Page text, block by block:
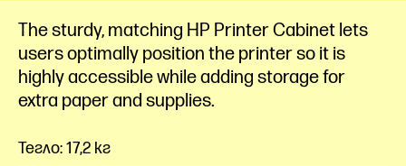
The sturdy, matching HP Printer Cabinet lets
users optimally position the printer so it is
highly accessible while adding storage for
extra paper and supplies.
Тегло: 17,2 кг